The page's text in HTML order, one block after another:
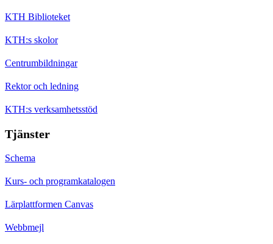
KTH Biblioteket
KTH:s skolor
Centrumbildningar
Rektor och ledning
KTH:s verksamhetsstöd
Tjänster
Schema
Kurs- och programkatalogen
Lärplattformen Canvas
Webbmejl